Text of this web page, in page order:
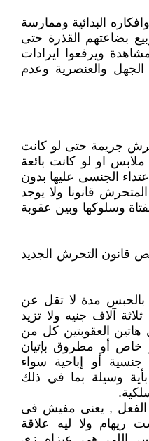
البدائية وممارسة
بضاعتهم القذرة حتى
ويرفعوا ايرادات
والعنصرية وعدم
جريمة حتى لو كانت
او لو كانت بائعة
الجنسى عليها بدون
قانونا ولا يوجد
وسلوكها وبين عقوبة
نص قانون التحرش الجديد
بالحبس مدة لا تقل عن
آلاف جنيه ولا تزيد
العقوبتين كل من
أو مطروق بإتيان
جنسية أو إباحية سواء
بأية وسيلة بما في ذلك
الفعل , يعنى مفيش فى
ريهام ولا ليه علاقة